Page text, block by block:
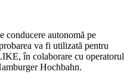
conducere autonomă pe
va fi utilizată pentru
în colaborare cu operatorul
Hochbahn.